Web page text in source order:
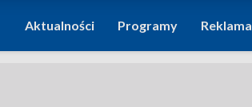
Aktualności Programy Reklama